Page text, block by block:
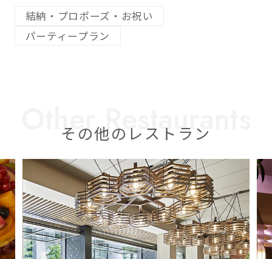
結納・プロポーズ・お祝い
パーティープラン
その他のレストラン